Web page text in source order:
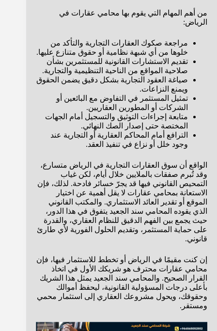
من أهم المهام التي يقوم بها محامي عقارات في
الرياض:
مراجعة صكوك العقارات التجارية والتأكد من
خلوها من أي شبهة نظامية أو حقوق متنازع عليها.
تقديم الاستشارات القانونية للمستثمرين بشأن
صلاحية المواقع من الناحية التنظيمية والتجارية.
صياغة العقود التجارية بشكل دقيق يضمن الحقوق
ويمنع النزاعات.
تمثيل المستثمر في التفاوض مع البائعين أو
الشركات أو المطورين العقاريين.
متابعة إجراءات التوثيق والتسجيل أمام الجهات
المختصة حتى إصدار الصك النهائي.
الترافع أمام المحاكم العقارية أو التجارية عند
وجود خلل أو نزاع في تنفيذ العقد.
الواقع أن سوق العقارات التجارية في الرياض متسارع،
وقد تُبرم صفقات بالملايين خلال أيام، لكن غياب
التمحيص القانوني فيها قد يجرّ خسائر فادحة. لذلك، فإن
الاستعانة بمحامي عقارات لا يقل أهمية عن اختيار
الموقع أو تقدير العائد الاستثماري. والمكتب القانوني
الذي يقوده المحامي سند الجعيد يتفوق في هذا الدور،
حيث يجمع بين الفهم الدقيق للنظام العقاري، والقدرة
على حماية المستثمر، وتقديم الحلول الفورية لأي طارئ
قانوني.
إن كنت مقيمًا في الرياض أو تخطط للاستثمار فيها، فإن
محامي عقارات محترف هو شريكك الأول في اتخاذ
القرار الصحيح. والمحامي سند الجعيد يمثل هذا الشريك
بأعلى درجات المسؤولية القانونية، ليحفظ أموالك
وحقوقك، ويحول مشروعك العقاري إلى استثمار محمي
ومستقر.